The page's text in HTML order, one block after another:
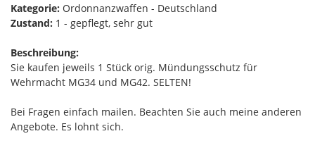
Kategorie: Ordonnanzwaffen - Deutschland
Zustand: 1 - gepflegt, sehr gut
Beschreibung:
Sie kaufen jeweils 1 Stück orig. Mündungsschutz für
Wehrmacht MG34 und MG42. SELTEN!
Bei Fragen einfach mailen. Beachten Sie auch meine anderen
Angebote. Es lohnt sich.